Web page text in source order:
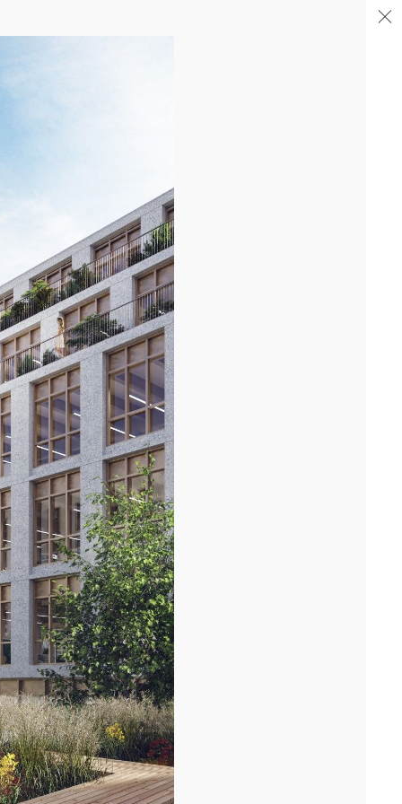
04/26
FIN DE GROS ŒUVRE PORTE DE SAINT-OUEN
Après la livraison de l'immeuble totem en proue sur le
périphérique, nous avons fêté avec les équipes...[...]
11/25
DÉMARRAGE : 250 LOGEMENTS ÉTUDIANTS,
RENNES
Lancement des études pour la réalisation d'une résidence de 250